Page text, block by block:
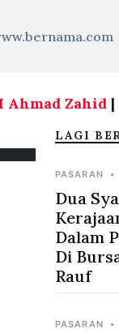
Zahid|
LAGI
PASARAN •
Dua
Dalam
Di
Rauf
PASARAN •